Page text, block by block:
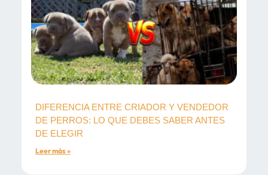
DIFERENCIA ENTRE CRIADOR Y VENDEDOR
DE PERROS: LO QUE DEBES SABER ANTES
DE ELEGIR
Leer más »